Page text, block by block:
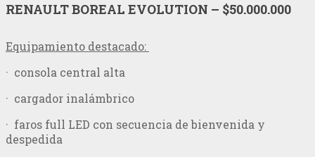
RENAULT BOREAL EVOLUTION – $50.000.000
Equipamiento destacado:
· consola central alta
· cargador inalámbrico
· faros full LED con secuencia de bienvenida y
despedida